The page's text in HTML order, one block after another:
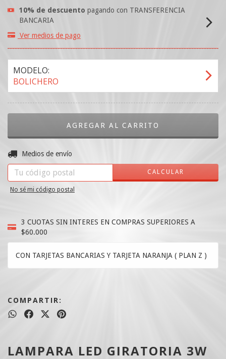
10% de descuento pagando con TRANSFERENCIA
BANCARIA
Ver medios de pago
MODELO:
BOLICHERO
Entregas para el CP:
Medios de envío
CALCULAR
No sé mi código postal
3 CUOTAS SIN INTERES EN COMPRAS SUPERIORES A
$60.000
CON TARJETAS BANCARIAS Y TARJETA NARANJA ( PLAN Z )
COMPARTIR:
LAMPARA LED GIRATORIA 3W